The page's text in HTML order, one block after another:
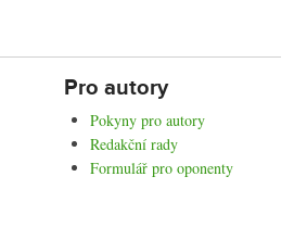
Pro autory
Pokyny pro autory
Redakční rady
Formulář pro oponenty